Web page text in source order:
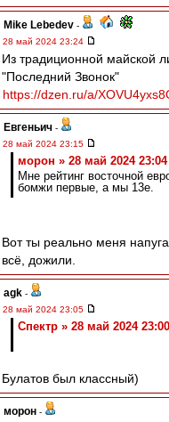
Mike Lebedev -
28 май 2024 23:24
Из традиционной майской
"Последний Звонок"
https://dzen.ru/a/
Евгеньич -
28 май 2024 23:15
морон » 28 май 2024 23:04
Мне рейтинг восточной
бомжи первые, а мы 13е.
Вот ты реально меня
всё, дожили.
agk -
28 май 2024 23:05
Спектр » 28 май 2024 23:00
Булатов был классный)
морон -